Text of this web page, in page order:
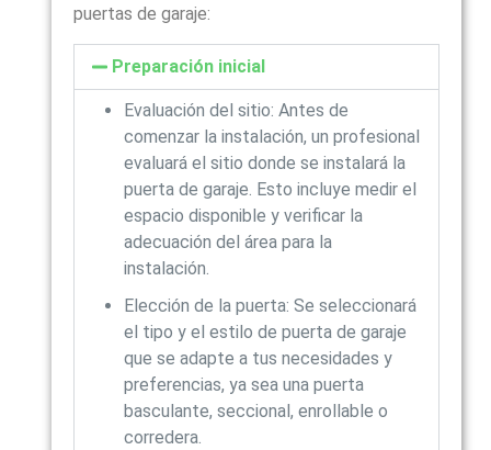
puertas de garaje:
Preparación inicial
Evaluación del sitio: Antes de
comenzar la instalación, un profesional
evaluará el sitio donde se instalará la
puerta de garaje. Esto incluye medir el
espacio disponible y verificar la
adecuación del área para la
instalación.
Elección de la puerta: Se seleccionará
el tipo y el estilo de puerta de garaje
que se adapte a tus necesidades y
preferencias, ya sea una puerta
basculante, seccional, enrollable o
corredera.